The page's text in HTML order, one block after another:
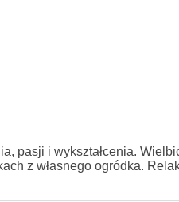
pasji i wykształcenia.
z własnego ogródka.